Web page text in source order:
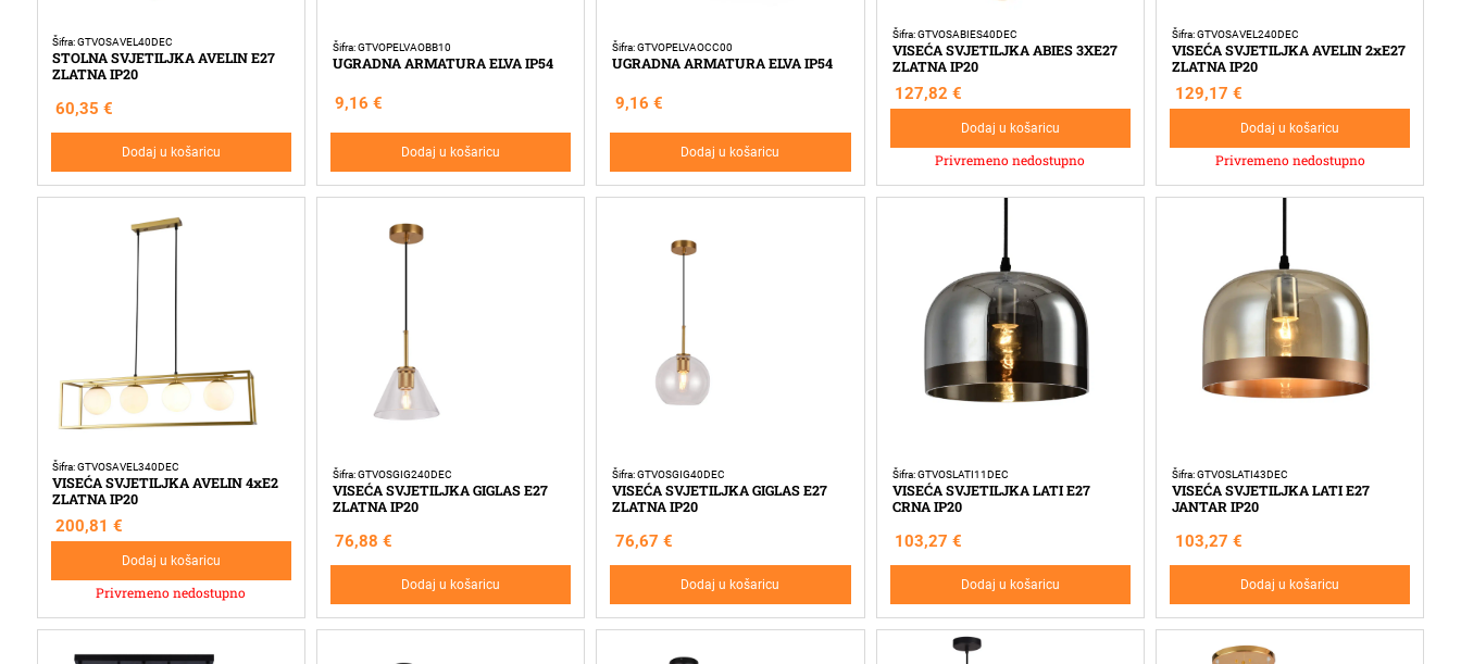
Šifra: GTVOSAVEL40DEC
STOLNA SVJETILJKA AVELIN E27
ZLATNA IP20
60,35€
Dodaj u košaricu
Šifra: GTVOPELVAOBB10
UGRADNA ARMATURA ELVA IP54
9,16€
Dodaj u košaricu
Šifra: GTVOPELVAOCC00
UGRADNA ARMATURA ELVA IP54
9,16 €
Dodaj u košaricu
Šifra: GTVOSABIES40DEC
VISEĆA SVJETILJKA ABIES 3XE27
ZLATNA IP20
127,82€
Dodaj u košaricu
Privremeno nedostupno
Šifra: GTVOSAVEL240DEC
VISEĆA SVJETILJKA AVELIN 2xE27
ZLATNA IP20
129,17 €
Dodaj u košaricu
Privremeno nedostupno
Šifra: GTVOSAVEL340DEC
VISEĆA SVJETILJKA AVELIN 4xE2
ZLATNA IP20
200,81€
Dodaj u košaricu
Privremeno nedostupno
Šifra: GTVOSGIG240DEC
VISEĆA SVJETILJKA GIGLAS E27
ZLATNA IP20
76,88€
Dodaj u košaricu
Šifra: GTVOSGIG40DEC
VISEĆA SVJETILJKA GIGLAS E27
ZLATNA IP20
76,67 €
Dodaj u košaricu
Šifra: GTVOSLATI11DEC
VISEĆA SVJETILJKA LATI E27
CRNA IP20
103,27€
Dodaj u košaricu
Šifra: GTVOSLATI43DEC
VISEĆA SVJETILJKA LATI E27
JANTAR IP20
103,27 €
Dodaj u košaricu